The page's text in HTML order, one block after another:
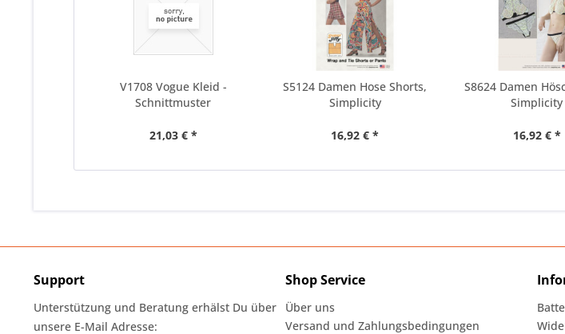
V1708 Vogue Kleid -
Schnittmuster
21,03 € *
S5124 Damen Hose Shorts,
Simplicity
16,92 € *
S8624 Damen
Simplicity
16,92 € *
Support
Unterstützung und Beratung erhälst Du über
unsere E-Mail Adresse:
Shop Service
Über uns
Versand und Zahlungsbedingungen